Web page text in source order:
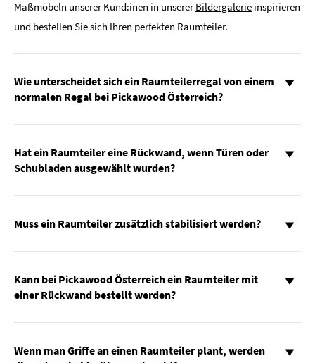
Maßmöbeln unserer Kund:inen in unsererBildergalerie inspirieren
und bestellen Sie sich Ihren perfekten Raumteiler.
Wie unterscheidet sich ein Raumteilerregal von einem
normalen Regal bei Pickawood Österreich?
Hat ein Raumteiler eine Rückwand, wenn Türen oder
Schubladen ausgewählt wurden?
Muss ein Raumteiler zusätzlich stabilisiert werden?
Kann bei Pickawood Österreich ein Raumteiler mit
einer Rückwand bestellt werden?
Wenn man Griffe an einen Raumteiler plant, werden